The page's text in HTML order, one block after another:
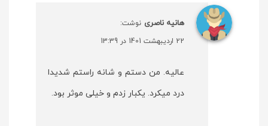
هانیه ناصری نوشت:
22 اردیبهشت 1401 در 13:39
عالیه. من دستم و شانه راستم شدیدا
درد میکرد. یکبار زدم و خیلی موثر بود.